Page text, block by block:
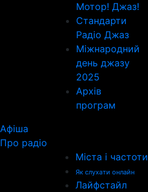
Мотор! Джаз!
Стандарти
Радіо Джаз
Міжнародний
день джазу
2025
Архів
програм
Афіша
Про радіо
Міста і частоти
Як слухати онлайн
Лайфстайл